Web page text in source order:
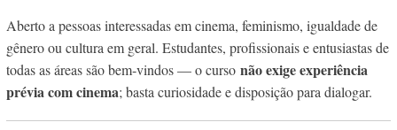
Aberto a pessoas interessadas em cinema, feminismo, igualdade de
gênero ou cultura em geral. Estudantes, profissionais e entusiastas de
todas as áreas são bem‑vindos — o curso não exige experiência
prévia com cinema; basta curiosidade e disposição para dialogar.